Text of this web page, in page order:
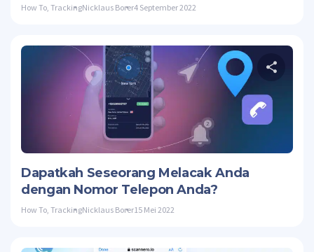
How To TrackingNicklaus Borer4 September 2022
Dapatkah Seseorang Melacak Anda
dengan Nomor Telepon Anda?
How To TrackingNicklaus Borer15 Mei 2022